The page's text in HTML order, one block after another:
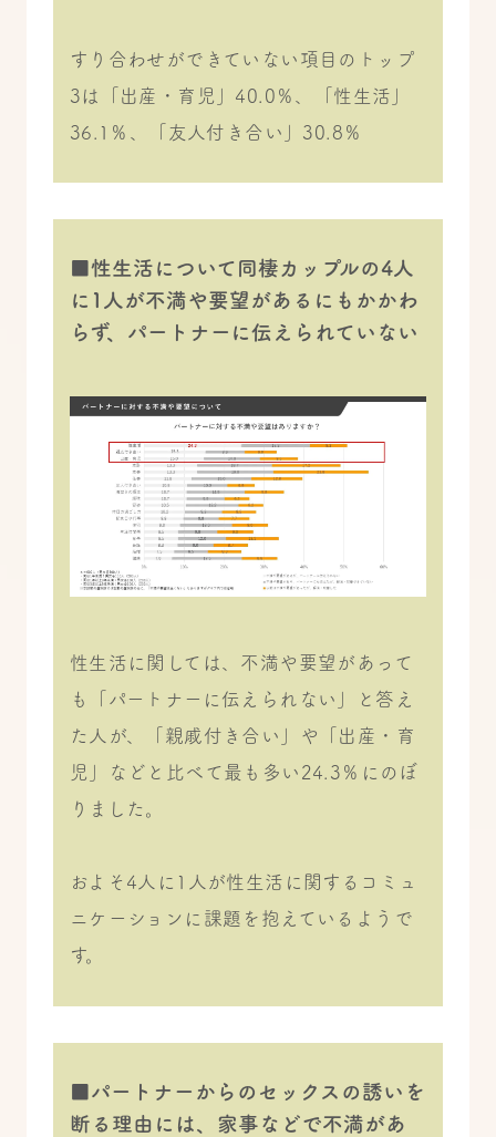
すり合わせができていない項目のトップ
3は「出産・育児」40.0％、「性生活」
36.1％、「友人付き合い」30.8％
■性生活について同棲カップルの4人
に1人が不満や要望があるにもかかわ
らず、パートナーに伝えられていない
性生活に関しては、不満や要望があって
も「パートナーに伝えられない」と答え
た人が、「親戚付き合い」や「出産・育
児」などと比べて最も多い24.3％にのぼ
りました。
およそ4人に1人が性生活に関するコミュ
ニケーションに課題を抱えているようで
す。
■パートナーからのセックスの誘いを
断る理由には、家事などで不満があ